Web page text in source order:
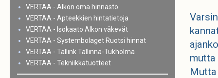
mutta
Mutta
VERTAA - Alkon oma hinnasto
VERTAA - Apteekkien hintatietoja
VERTAA - Isokaato Alkon väkevät
VERTAA - Systembolaget Ruotsi hinnat
VERTAA - Tallink Tallinna-Tukholma
VERTAA - Tekniikkatuotteet